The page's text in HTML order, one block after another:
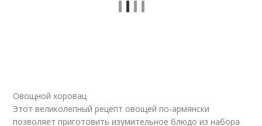
Овощной хоровац
Этот великолепный рецепт овощей по-армянски
позволяет приготовить изумительное блюдо из набора